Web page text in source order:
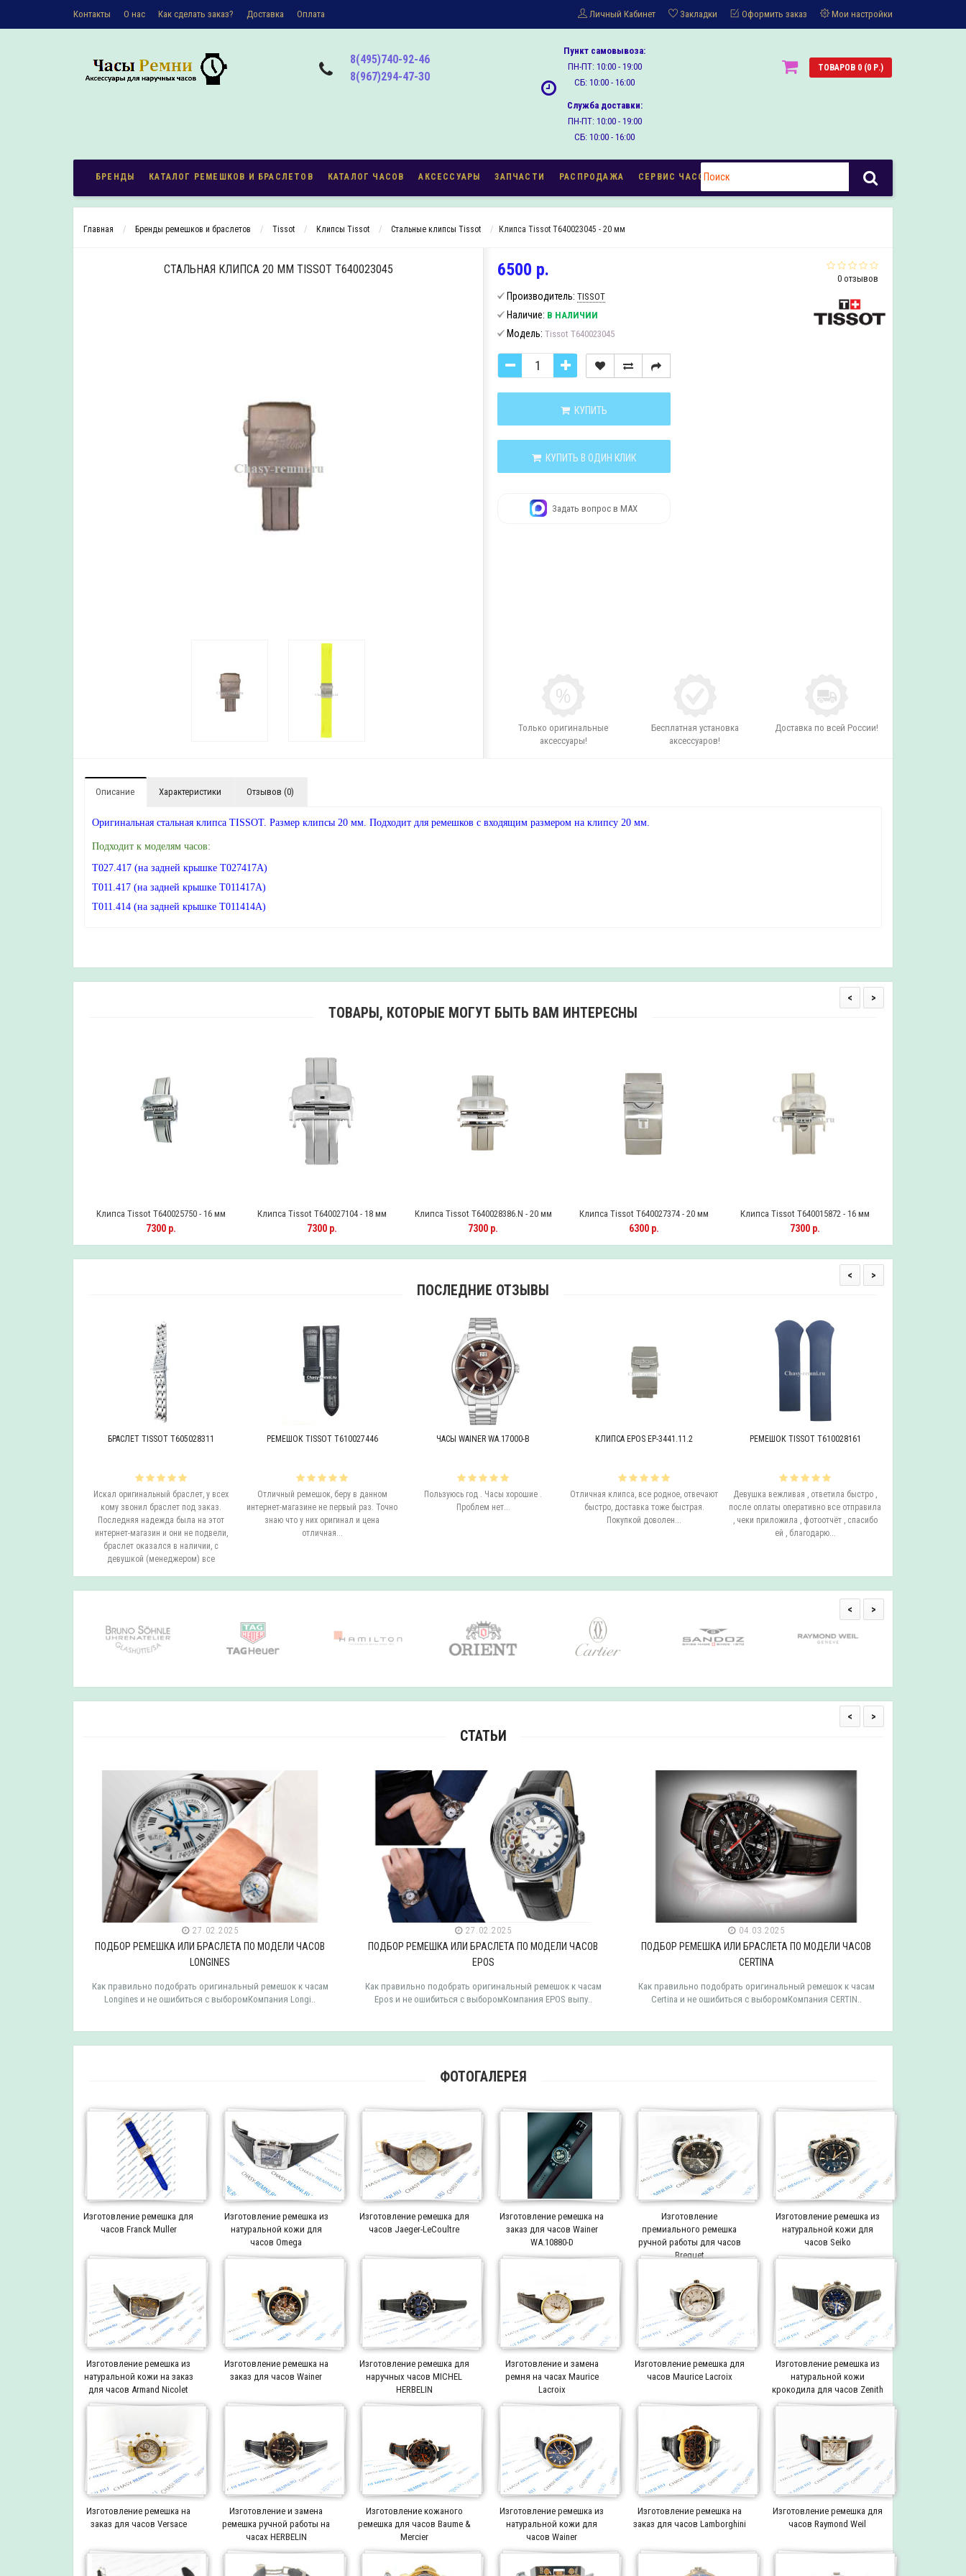
Контакты О наc Как сделать заказ? Доставка Оплата Личный Кабинет Закладки Оформить заказ Мои настройки
8(495)740-92-46
8(967)294-47-30
Пункт самовывоза:
ПН-ПТ: 10:00 - 19:00
СБ: 10:00 - 16:00
Служба доставки:
ПН-ПТ: 10:00 - 19:00
СБ: 10:00 - 16:00
ТОВАРОВ 0 (0 Р.)
БРЕНДЫ КАТАЛОГ РЕМЕШКОВ И БРАСЛЕТОВ КАТАЛОГ ЧАСОВ АКСЕССУАРЫ ЗАПЧАСТИ РАСПРОДАЖА СЕРВИС ЧАСОВ
Главная Бренды ремешков и браслетов Tissot Клипсы Tissot Стальные клипсы Tissot Клипса Tissot T640023045 - 20 мм
СТАЛЬНАЯ КЛИПСА 20 ММ TISSOT T640023045
0 отзывов
6500 р.
Производитель: TISSOT
Наличие: В НАЛИЧИИ
Модель: Tissot T640023045
КУПИТЬ
КУПИТЬ В ОДИН КЛИК
Задать вопрос в MAX
Только оригинальные
аксессуары!
Бесплатная установка
аксессуаров!
Доставка по всей России!
Описание Характеристики Отзывов (0)
Оригинальная стальная клипса TISSOT. Размер клипсы 20 мм. Подходит для ремешков с входящим размером на клипсу 20 мм.
Подходит к моделям часов:
T027.417 (на задней крышке T027417A)
T011.417 (на задней крышке T011417A)
T011.414 (на задней крышке T011414A)
ТОВАРЫ, КОТОРЫЕ МОГУТ БЫТЬ ВАМ ИНТЕРЕСНЫ
Клипса Tissot T640025750 - 16 мм
7300 р.
Клипса Tissot T640027104 - 18 мм
7300 р.
Клипса Tissot T640028386.N - 20 мм
7300 р.
Клипса Tissot T640027374 - 20 мм
6300 р.
Клипса Tissot T640015872 - 16 мм
7300 р.
< >
ПОСЛЕДНИЕ ОТЗЫВЫ
БРАСЛЕТ TISSOT T605028311
Искал оригинальный браслет, у всех
кому звонил браслет под заказ.
Последняя надежда была на этот
интернет-магазин и они не подвели,
браслет оказался в наличии, с
девушкой (менеджером) все
РЕМЕШОК TISSOT T610027446
Отличный ремешок, беру в данном
интернет-магазине не первый раз. Точно
знаю что у них оригинал и цена
отличная...
ЧАСЫ WAINER WA.17000-B
Пользуюсь год . Часы хорошие .
Проблем нет...
КЛИПСА EPOS EP-3441.11.2
Отличная клипса, все родное, отвечают
быстро, доставка тоже быстрая.
Покупкой доволен...
РЕМЕШОК TISSOT T610028161
Девушка вежливая , ответила быстро ,
после оплаты оперативно все отправила
, чеки приложила , фотоотчёт , спасибо
ей , благодарю...
< >
< >
СТАТЬИ
27.02.2025
ПОДБОР РЕМЕШКА ИЛИ БРАСЛЕТА ПО МОДЕЛИ ЧАСОВ
LONGINES
Как правильно подобрать оригинальный ремешок к часам
Longines и не ошибиться с выборомКомпания Longi..
27.02.2025
ПОДБОР РЕМЕШКА ИЛИ БРАСЛЕТА ПО МОДЕЛИ ЧАСОВ
EPOS
Как правильно подобрать оригинальный ремешок к часам
Epos и не ошибиться с выборомКомпания EPOS выпу..
04.03.2025
ПОДБОР РЕМЕШКА ИЛИ БРАСЛЕТА ПО МОДЕЛИ ЧАСОВ
CERTINA
Как правильно подобрать оригинальный ремешок к часам
Certina и не ошибиться с выборомКомпания CERTIN..
< >
ФОТОГАЛЕРЕЯ
Изготовление ремешка для
часов Franck Muller
Изготовление ремешка из
натуральной кожи для
часов Omega
Изготовление ремешка для
часов Jaeger-LeCoultre
Изготовление ремешка на
заказ для часов Wainer
WA.10880-D
Изготовление
премиального ремешка
ручной работы для часов
Breguet
Изготовление ремешка из
натуральной кожи для
часов Seiko
Изготовление ремешка из
натуральной кожи на заказ
для часов Armand Nicolet
Изготовление ремешка на
заказ для часов Wainer
Изготовление ремешка для
наручных часов MICHEL
HERBELIN
Изготовление и замена
ремня на часах Maurice
Lacroix
Изготовление ремешка для
часов Maurice Lacroix
Изготовление ремешка из
натуральной кожи
крокодила для часов Zenith
Изготовление ремешка на
заказ для часов Versace
Изготовление и замена
ремешка ручной работы на
часах HERBELIN
Изготовление кожаного
ремешка для часов Baume &
Mercier
Изготовление ремешка из
натуральной кожи для
часов Wainer
Изготовление ремешка на
заказ для часов Lamborghini
Изготовление ремешка для
часов Raymond Weil